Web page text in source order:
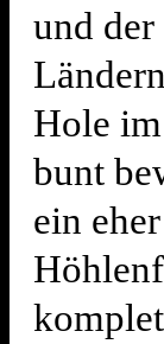
und der
Hole
bunt
ein